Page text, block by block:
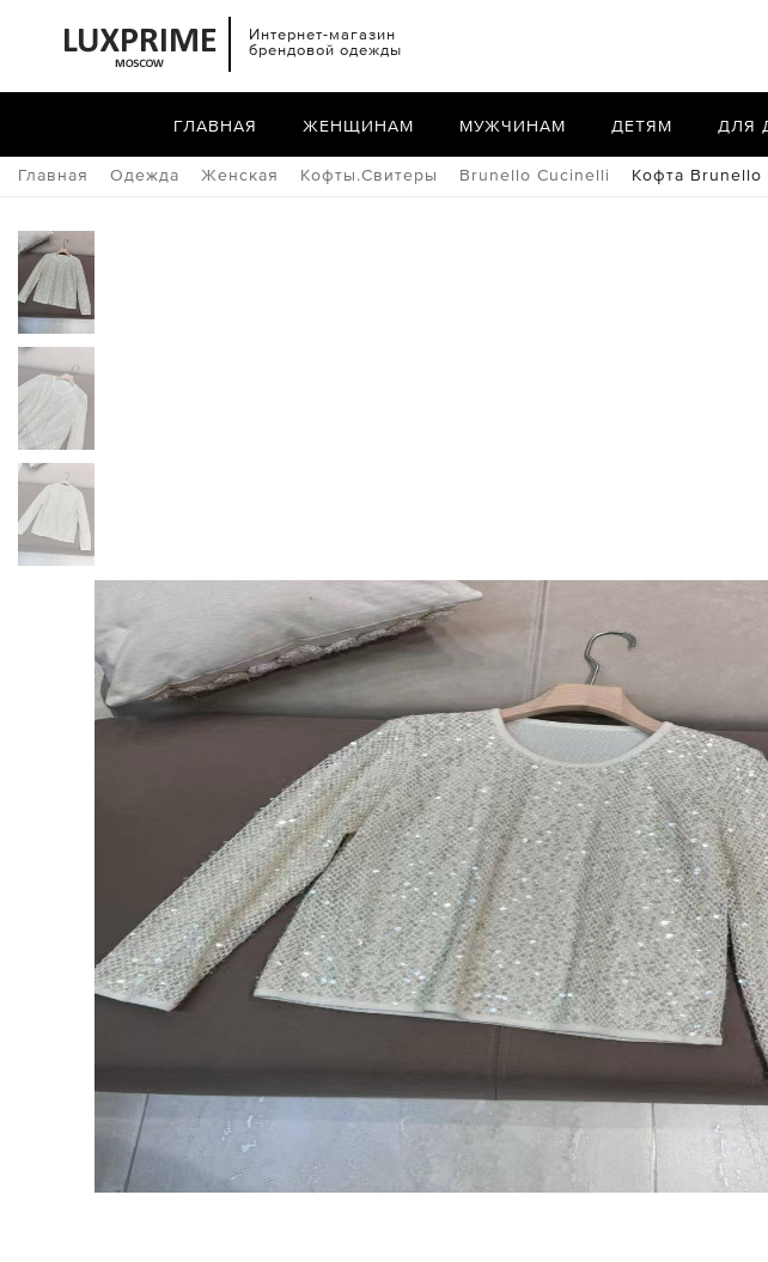
Интернет-магазин
брендовой одежды
ГЛАВНАЯ ЖЕНЩИНАМ МУЖЧИНАМ ДЕТЯМ ДЛЯ
Главная Одежда Женская Кофты.Свитеры Brunello Cucinelli Кофта Brunello